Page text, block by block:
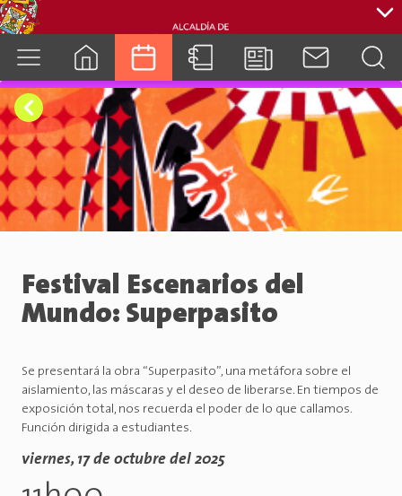
cuenca.gob.ec
Festival Escenarios del
Mundo: Superpasito
Se presentará la obra “Superpasito”, una metáfora sobre el
aislamiento, las máscaras y el deseo de liberarse. En tiempos de
exposición total, nos recuerda el poder de lo que callamos.
Función dirigida a estudiantes.
viernes, 17 de octubre del 2025